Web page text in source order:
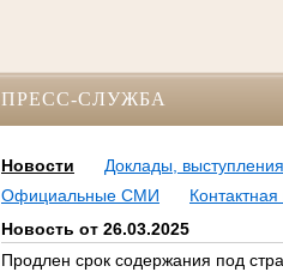
ПРЕСС-СЛУЖБА
Новости Доклады,
Официальные СМИ
Новость от 26.03.2025
Продлен срок содержания под